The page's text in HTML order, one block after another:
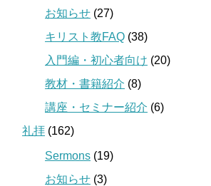
お知らせ (27)
キリスト教FAQ (38)
入門編・初心者向け (20)
教材・書籍紹介 (8)
講座・セミナー紹介 (6)
礼拝 (162)
Sermons (19)
お知らせ (3)